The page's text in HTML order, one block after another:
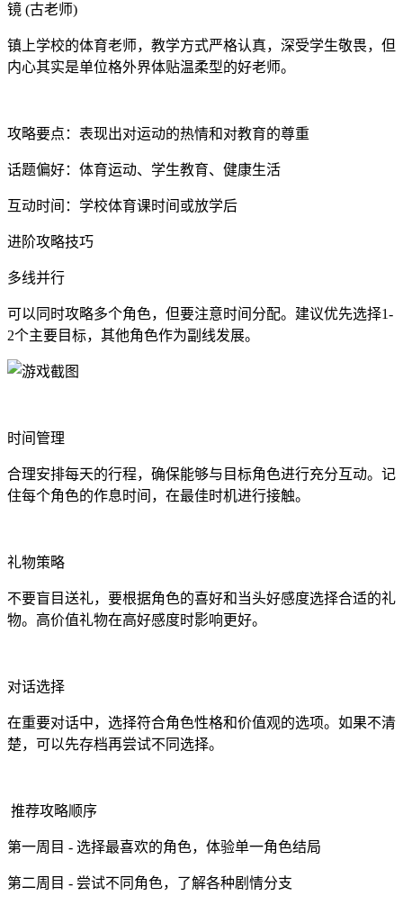
镜 (古老师)
镇上学校的体育老师，教学方式严格认真，深受学生敬畏，但
内心其实是单位格外界体贴温柔型的好老师。
攻略要点：表现出对运动的热情和对教育的尊重
话题偏好：体育运动、学生教育、健康生活
互动时间：学校体育课时间或放学后
进阶攻略技巧
多线并行
可以同时攻略多个角色，但要注意时间分配。建议优先选择1-
2个主要目标，其他角色作为副线发展。
时间管理
合理安排每天的行程，确保能够与目标角色进行充分互动。记
住每个角色的作息时间，在最佳时机进行接触。
礼物策略
不要盲目送礼，要根据角色的喜好和当头好感度选择合适的礼
物。高价值礼物在高好感度时影响更好。
对话选择
在重要对话中，选择符合角色性格和价值观的选项。如果不清
楚，可以先存档再尝试不同选择。
推荐攻略顺序
第一周目 - 选择最喜欢的角色，体验单一角色结局
第二周目 - 尝试不同角色，了解各种剧情分支